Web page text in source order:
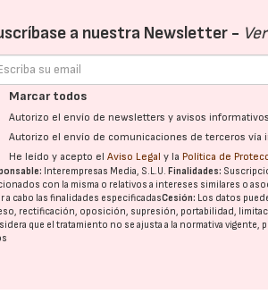
a nuestra Newsletter -
Marcar todos
Autorizo el envío de newsletters y avisos
Autorizo el envío de comunicaciones de terceros vía
He leído y acepto elAviso Legal y la Política de
Interempresas Media, S.L.U.Finalidades:
con la misma o relativos a intereses similares o
a cabo las finalidades especificadasCesión: Los datos
rectificación, oposición, supresión, portabilidad,
que el tratamiento no se ajusta a la normativa vigente,